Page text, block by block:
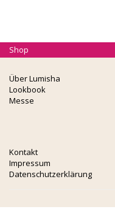
Über Lumisha
Lookbook
Messe
Kontakt
Impressum
Datenschutzerklärung
Shop